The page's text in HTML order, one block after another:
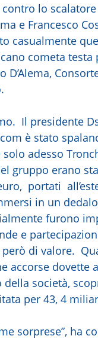
lo
e Francesco
casualmente
cometa testa
D’Alema,
Il presidente
è stato
adesso
gruppo erano
portati
in un
furono
e
però di valore.
accorse dovette
società,
per 43, 4
sorprese”, ha